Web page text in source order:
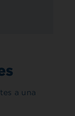
a una